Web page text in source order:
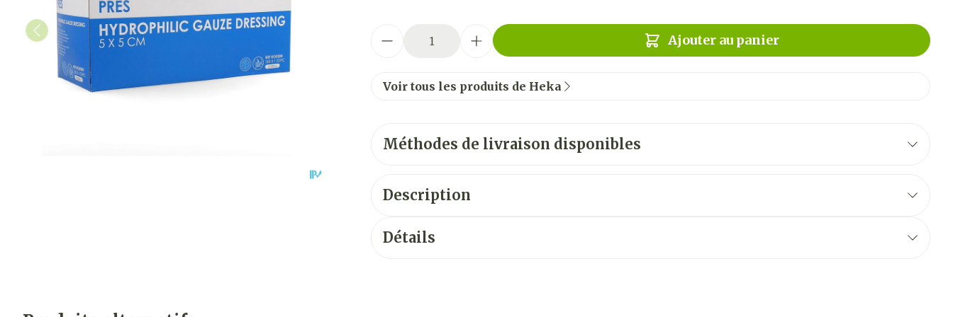
Ajouter au panier
Voir tous les produits de Heka
Méthodes de livraison disponibles
Description
Détails